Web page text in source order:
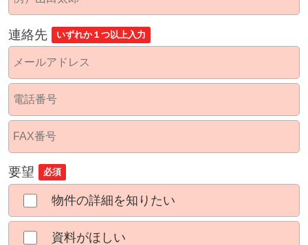
連絡先 いずれか１つ以上入力
要望 必須
物件の詳細を知りたい
資料がほしい